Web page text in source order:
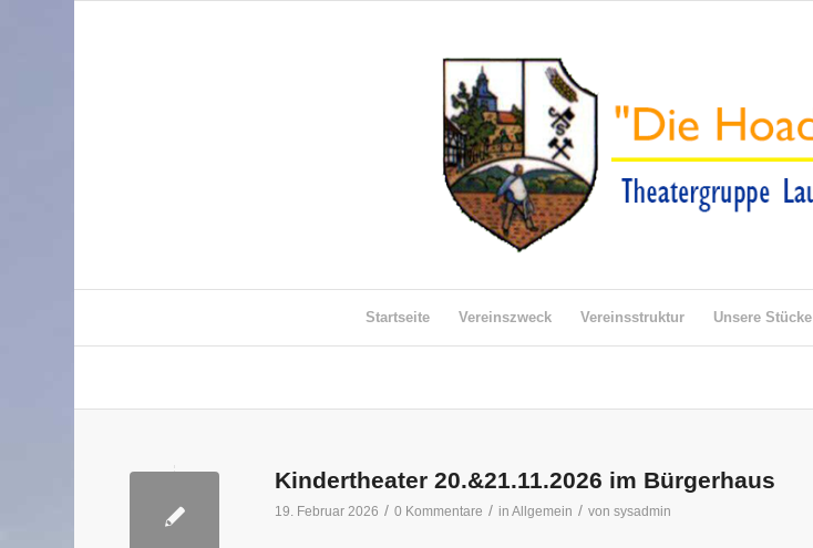
Startseite Vereinszweck Vereinsstruktur Unsere Stücke
Kindertheater 20.&21.11.2026 im Bürgerhaus
19. Februar 2026 / 0 Kommentare / inAllgemein / vonsysadmin